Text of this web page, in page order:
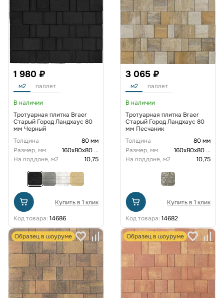
1 980 ₽
м2 паллет
В наличии
Тротуарная плитка Braer
Старый Город Ландхаус 80
мм Черный
Толщина
80 мм
Размер, мм
160х80х80...
На поддоне, м2
10,75
Купить в 1 клик
Код товара: 14686
3 065 ₽
м2 паллет
В наличии
Тротуарная плитка Braer
Старый Город Ландхаус 80
мм Песчаник
Толщина
80 мм
Размер, мм
160х80х80...
На поддоне, м2
10,75
Купить в 1 клик
Код товара: 14682
Образец в шоуруме Образец в шоуруме